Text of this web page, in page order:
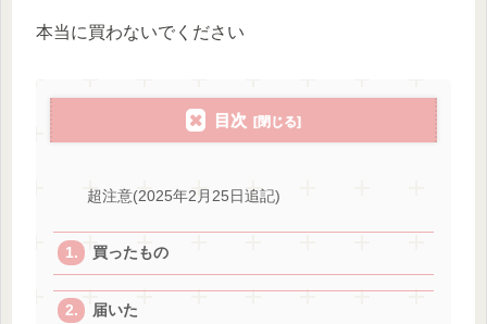
本当に買わないでください
目次
超注意(2025年2月25日追記)
買ったもの
届いた